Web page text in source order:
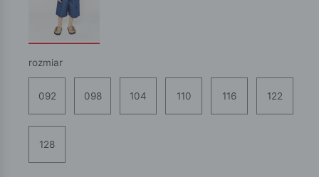
rozmiar
092 098 104 110 116 122
128